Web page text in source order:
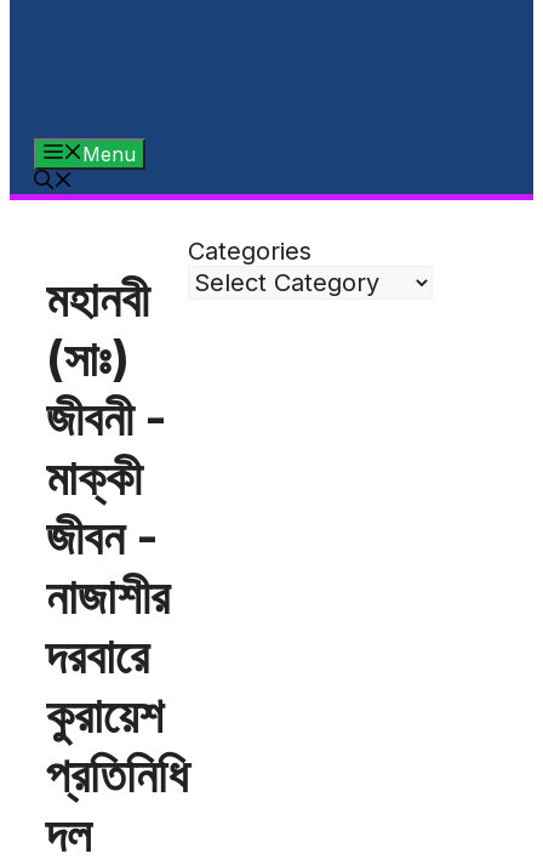
Menu
মহানবী
(সাঃ)
জীবনী -
মাক্কী
জীবন -
নাজাশীর
দরবারে
কুরায়েশ
প্রতিনিধি
দল
Categories